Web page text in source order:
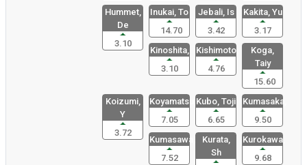
Hummet,
De
3.10
Inukai, To
14.70
Jebali, Is
3.42
Kakita, Yu
3.17
Kinoshita,
3.10
Kishimoto,
4.76
Koga,
Taiy
15.60
Koizumi,
Y
3.72
Koyamatsu,
7.05
Kubo, Toji
6.65
Kumasaka,
9.50
Kumasawa,
7.52
Kurata,
Sh
Kurokawa,
9.68